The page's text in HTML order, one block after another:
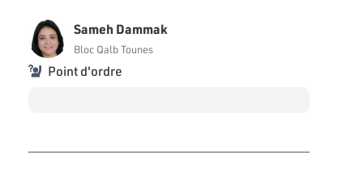
Sameh Dammak
Bloc Qalb Tounes
Point d'ordre